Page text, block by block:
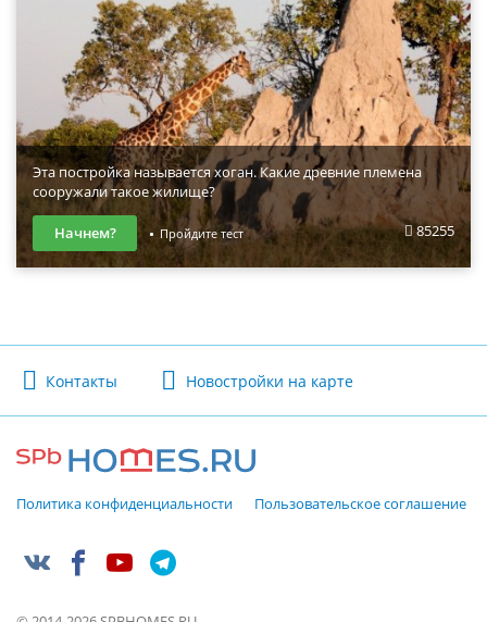
Эта постройка называется хоган. Какие древние племена
сооружали такое жилище?
85255
Начнем? Пройдите тест
Контакты Новостройки на карте
Политика конфиденциальности Пользовательское соглашение